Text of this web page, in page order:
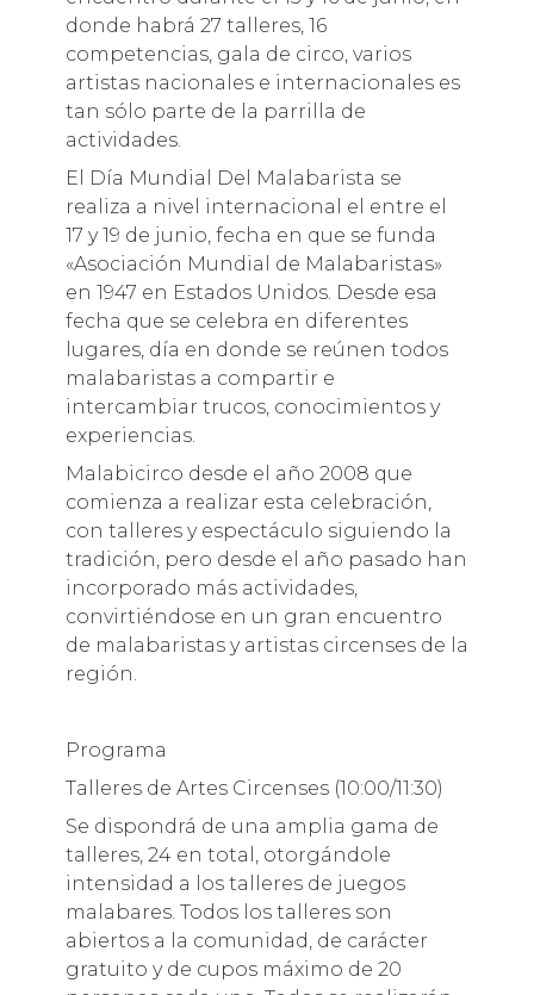
donde habrá 27 talleres, 16
competencias, gala de circo, varios
artistas nacionales e internacionales es
tan sólo parte de la parrilla de
actividades.
El Día Mundial Del Malabarista se
realiza a nivel internacional el entre el
17 y 19 de junio, fecha en que se funda
«Asociación Mundial de Malabaristas»
en 1947 en Estados Unidos. Desde esa
fecha que se celebra en diferentes
lugares, día en donde se reúnen todos
malabaristas a compartir e
intercambiar trucos, conocimientos y
experiencias.
Malabicirco desde el año 2008 que
comienza a realizar esta celebración,
con talleres y espectáculo siguiendo la
tradición, pero desde el año pasado han
incorporado más actividades,
convirtiéndose en un gran encuentro
de malabaristas y artistas circenses de la
región.
Programa
Talleres de Artes Circenses (10:00/11:30)
Se dispondrá de una amplia gama de
talleres, 24 en total, otorgándole
intensidad a los talleres de juegos
malabares. Todos los talleres son
abiertos a la comunidad, de carácter
gratuito y de cupos máximo de 20